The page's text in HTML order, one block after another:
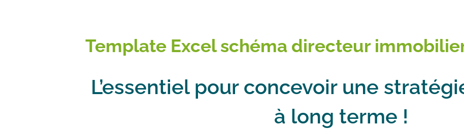
Template Excel schéma directeur
L’essentiel pour concevoir une
à long terme !